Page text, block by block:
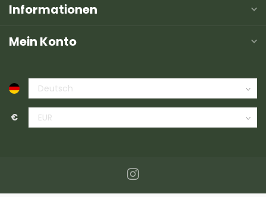
Informationen
Mein Konto
€